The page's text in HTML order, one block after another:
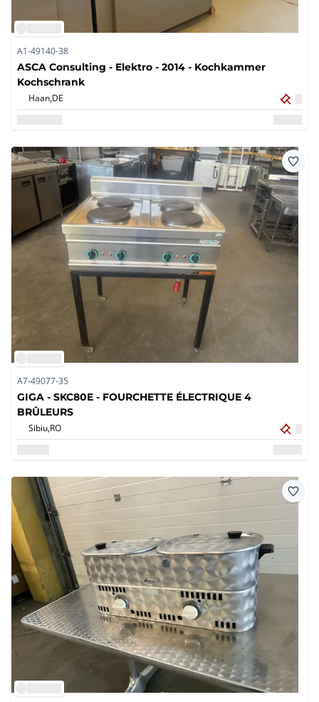
A1-49140-38
ASCA Consulting - Elektro - 2014 - Kochkammer
Kochschrank
Haan,DE
A7-49077-35
GIGA - SKC80E - FOURCHETTE ÉLECTRIQUE 4
BRÛLEURS
Sibiu,RO